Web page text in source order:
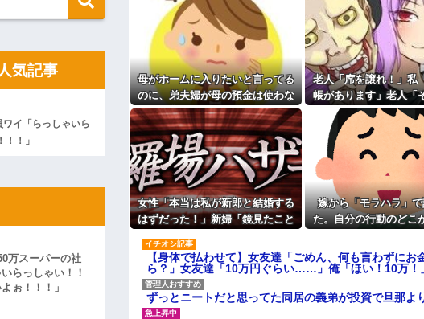
わった瞬間に、後ろに並んでいた外国人風の
った。俺（うっぜぇ。引き落としキャンセ
うぜ！」←これが流行らなかった理由
長」失職ｗｗｗｗｗｗｗｗｗ
どうなさいますか？」ワイ喪主「直葬で(即
w w
で体重62kg→82kgにwwwwwwww
怒ってるのか分かんない奴はモテない奴確定
「家も土地も、財産はすべて私が継ぐ。相続
わかった」 → 数年後、復讐のチャンスが
円のフィギュアがヤバすぎるｗｗｗｗｗｗ
安い」
☆』義兄「泥は出てけ！二度と来るな！」結
お茶？」彼「ちっ！」私「」
れ彼氏が逆切れ。「何クラクション鳴らして
【ネット史】「鏡の中のアクト
終わらなかったのか
【胸糞】「食に執着がない」自
クソ男「専業主婦は昼間寝て
ーもん。どうせ暇でしょ？俺のＤ
【驚愕】養育費を払い続けた
れｗｗｗｗ
職場で電話を取った新入社員の
けたことがあった
既婚女性が夫に夕飯も用意せず
時には帰宅してるんだけど
主な税金の成り立ちを調べてみ
母がホームに入りたいと言ってる
のに、弟夫婦が母の預金は使わな
いでと言ってきた。我が弟ながら
情けなくて溜息が出る
老人「席を譲れ！」私
帳があります」老人「
係ない！」→暴言を浴
直後、周囲が動き
女性「本当は私が新郎と結婚する
はずだった！」新婦「鏡見たこと
なって…
嫁から「モラハラ」
た。自分の行動のどこ
い
【身体で払わせて】女友達「ごめん、何も言わずに
ら？」女友達「10万円ぐらい……」俺「ほい！10万
ずっとニートだと思ってた同居の義弟が投資で旦那
気記事
イ「らっしゃいら
！」
万スーパーの社
らっしゃい！！
ぉ！！！」